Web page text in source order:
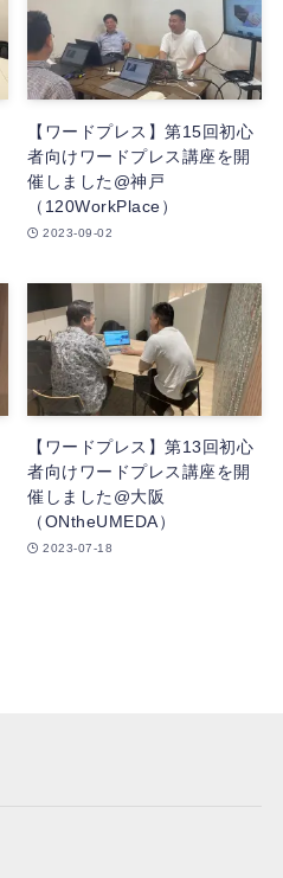
【ワードプレス】第15回初心
者向けワードプレス講座を開
催しました@神戸
（120WorkPlace）
2023-09-02
【ワードプレス】第13回初心
者向けワードプレス講座を開
催しました@大阪
（ONtheUMEDA）
2023-07-18